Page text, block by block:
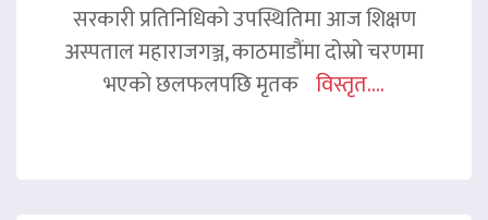
सरकारी प्रतिनिधिको उपस्थितिमा आज शिक्षण
अस्पताल महाराजगञ्ज, काठमाडौंमा दोस्रो चरणमा
भएको छलफलपछि मृतक विस्तृत....